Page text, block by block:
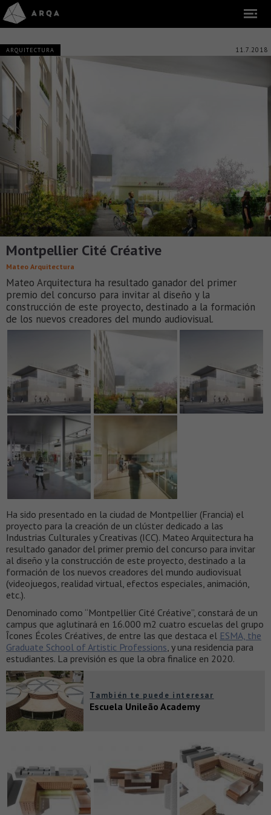
ARQUITECTURA 11.7.2018
Montpellier Cité Créative
Mateo Arquitectura
Mateo Arquitectura ha resultado ganador del primer
premio del concurso para invitar al diseño y la
construcción de este proyecto, destinado a la formación
de los nuevos creadores del mundo audiovisual.
Ha sido presentado en la ciudad de Montpellier (Francia) el
proyecto para la creación de un clúster dedicado a las
Industrias Culturales y Creativas (ICC). Mateo Arquitectura ha
resultado ganador del primer premio del concurso para invitar
al diseño y la construcción de este proyecto, destinado a la
formación de los nuevos creadores del mundo audiovisual
(videojuegos, realidad virtual, efectos especiales, animación,
etc.).
Denominado como “Montpellier Cité Créative”, constará de un
campus que aglutinará en 16.000 m2 cuatro escuelas del grupo
Îcones Écoles Créatives, de entre las que destaca el ESMA, the
Graduate School of Artistic Professions, y una residencia para
estudiantes. La previsión es que la obra finalice en 2020.
También te puede interesar
Escuela Unileão Academy